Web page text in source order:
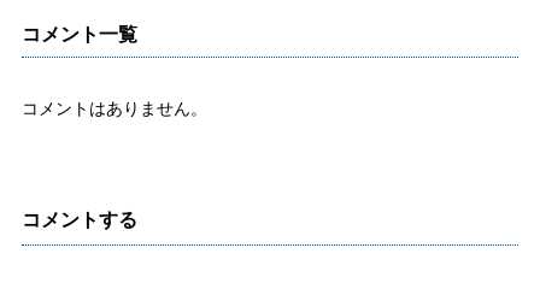
コメント一覧
コメントはありません。
コメントする